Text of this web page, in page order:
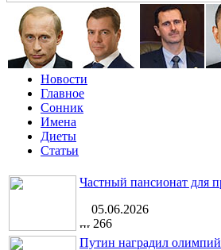
Новости
Главное
Сонник
Имена
Диеты
Статьи
Частный пансионат для
05.06.2026
266
Путин наградил